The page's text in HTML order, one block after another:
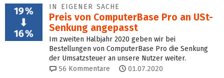
IN EIGENER SACHE
Preis von ComputerBase Pro an USt-
Senkung angepasst
Im zweiten Halbjahr 2020 geben wir bei
Bestellungen von ComputerBase Pro die Senkung
der Umsatzsteuer an unsere Nutzer weiter.
56 Kommentare 01.07.2020